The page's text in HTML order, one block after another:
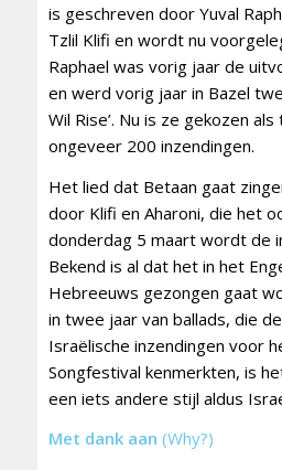
is geschreven door Yuval
Tzlil Klifi en wordt nu
Raphael was vorig jaar de
en werd vorig jaar in Bazel
Wil Rise’. Nu is ze gekozen
ongeveer 200 inzendingen.
Het lied dat Betaan gaat
door Klifi en Aharoni, die het
donderdag 5 maart wordt de
Bekend is al dat het in het
Hebreeuws gezongen gaat
in twee jaar van ballads, die
Israëlische inzendingen voor
Songfestival kenmerkten, is
een iets andere stijl aldus
Met dank aan (Why?)